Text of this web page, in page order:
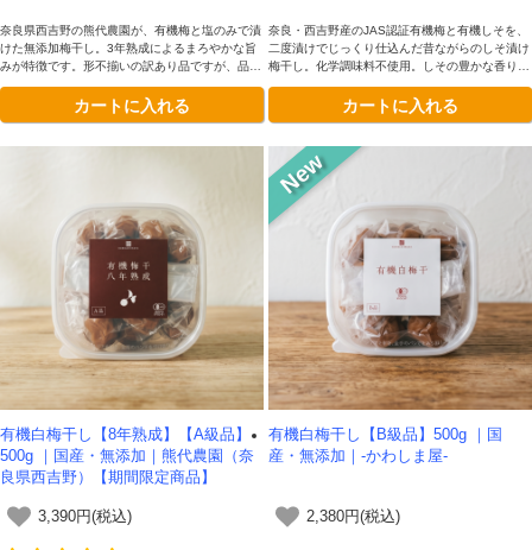
奈良県西吉野の熊代農園が、有機梅と塩のみで漬
けた無添加梅干し。3年熟成によるまろやかな旨
みが特徴です。形不揃いの訳あり品ですが、品質
白米や麺類、お料理の隠し味などに気兼ねなくた
っぷりお楽しみください。
カートに入れる
奈良・西吉野産のJAS認証有機梅と有機しそを、
二度漬けでじっくり仕込んだ昔ながらのしそ漬け
梅干し。化学調味料不使用。しその豊かな香りと
漬けや麺類のトッピングにもぴったりです。
カートに入れる
有機白梅干し【8年熟成】【A級品】
500g ｜国産・無添加｜熊代農園（奈
良県西吉野）【期間限定商品】
3,390円(税込)
有機白梅干し【B級品】500g ｜国
産・無添加｜-かわしま屋-
2,380円(税込)